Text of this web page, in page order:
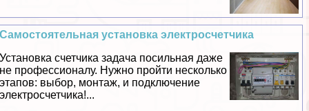
Самостоятельная установка электросчетчика
Установка счетчика задача посильная даже
не профессионалу. Нужно пройти несколько
этапов: выбор, монтаж, и подключение
электросчетчика!...